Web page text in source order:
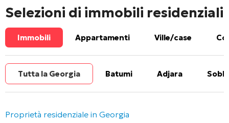
Selezioni di immobili residenziali
Immobili Appartamenti Ville/case
Tutta la Georgia Batumi Adjara
Proprietà residenziale in Georgia